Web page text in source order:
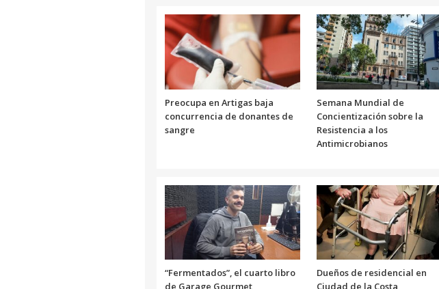
Preocupa en Artigas baja
concurrencia de donantes de
sangre
Semana Mundial de
Concientización sobre la
Resistencia a los
Antimicrobianos
“Fermentados”, el cuarto libro
Dueños de residencial en